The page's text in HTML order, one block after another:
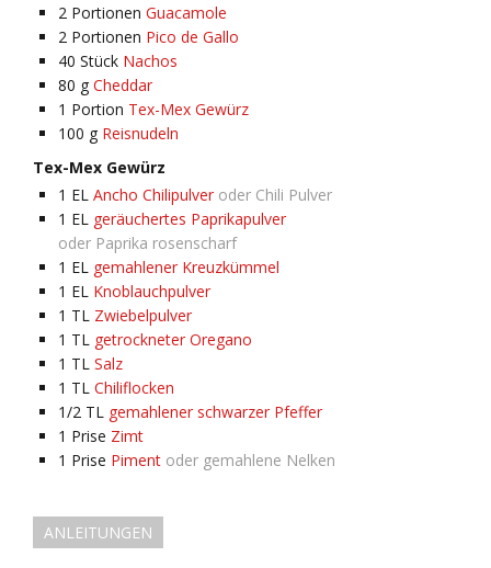
2 Portionen Guacamole
2 Portionen Pico de Gallo
40 Stück Nachos
80 g Cheddar
1 Portion Tex-Mex Gewürz
100 g Reisnudeln
Tex-Mex Gewürz
1 EL Ancho Chilipulver oder Chili Pulver
1 EL geräuchertes Paprikapulver
oder Paprika rosenscharf
1 EL gemahlener Kreuzkümmel
1 EL Knoblauchpulver
1 TL Zwiebelpulver
1 TL getrockneter Oregano
1 TL Salz
1 TL Chiliflocken
1/2 TL gemahlener schwarzer Pfeffer
1 Prise Zimt
1 Prise Piment oder gemahlene Nelken
ANLEITUNGEN